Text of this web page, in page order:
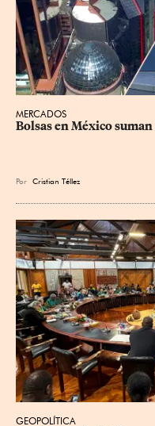
MERCADOS
Bolsas en México
Por Cristian Téllez
GEOPOLÍTICA